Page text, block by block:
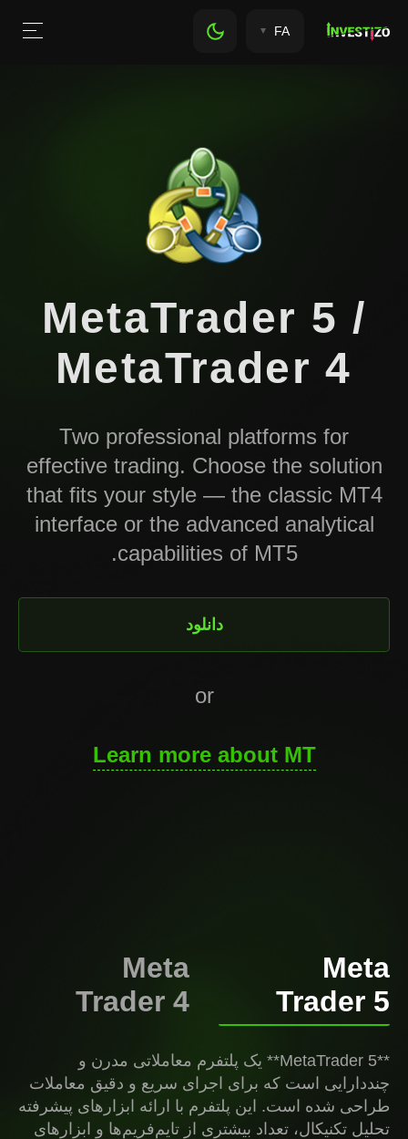
FA
MetaTrader 5 /
MetaTrader 4
Two professional platforms for
effective trading. Choose the solution
that fits your style — the classic MT4
interface or the advanced analytical
capabilities of MT5.
دانلود
or
Learn more about MT
Meta
Trader 5
Meta
Trader 4
**MetaTrader 5** یک پلتفرم معاملاتی مدرن و
چنددارایی است که برای اجرای سریع و دقیق معاملات
طراحی شده است. این پلتفرم با ارائه ابزارهای پیشرفته
تحلیل تکنیکال، تعداد بیشتری از تایم‌فریم‌ها و ابزارهای